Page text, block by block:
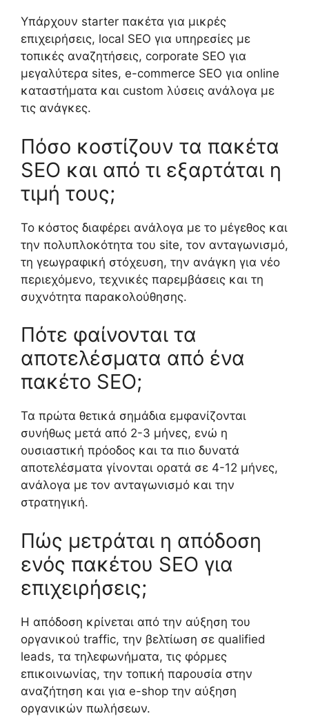
Υπάρχουν starter πακέτα για μικρές
επιχειρήσεις, local SEO για υπηρεσίες με
τοπικές αναζητήσεις, corporate SEO για
μεγαλύτερα sites, e-commerce SEO για online
καταστήματα και custom λύσεις ανάλογα με
τις ανάγκες.
Πόσο κοστίζουν τα πακέτα
SEO και από τι εξαρτάται η
τιμή τους;
Το κόστος διαφέρει ανάλογα με το μέγεθος και
την πολυπλοκότητα του site, τον ανταγωνισμό,
τη γεωγραφική στόχευση, την ανάγκη για νέο
περιεχόμενο, τεχνικές παρεμβάσεις και τη
συχνότητα παρακολούθησης.
Πότε φαίνονται τα
αποτελέσματα από ένα
πακέτο SEO;
Τα πρώτα θετικά σημάδια εμφανίζονται
συνήθως μετά από 2-3 μήνες, ενώ η
ουσιαστική πρόοδος και τα πιο δυνατά
αποτελέσματα γίνονται ορατά σε 4-12 μήνες,
ανάλογα με τον ανταγωνισμό και την
στρατηγική.
Πώς μετράται η απόδοση
ενός πακέτου SEO για
επιχειρήσεις;
Η απόδοση κρίνεται από την αύξηση του
οργανικού traffic, την βελτίωση σε qualified
leads, τα τηλεφωνήματα, τις φόρμες
επικοινωνίας, την τοπική παρουσία στην
αναζήτηση και για e-shop την αύξηση
οργανικών πωλήσεων.